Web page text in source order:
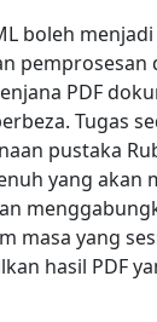
boleh
pemprosesan
PDF
Tugas
pustaka
yang akan
masa yang
hasil PDF